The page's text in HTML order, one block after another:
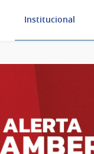
Institucional